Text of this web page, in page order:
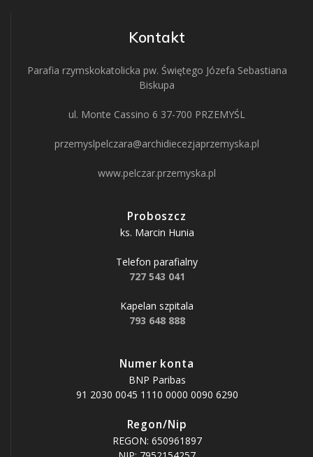
Kontakt
Parafia rzymskokatolicka pw. Świętego Józefa Sebastiana
Biskupa
ul. Monte Cassino 6 37-700 PRZEMYŚL
przemyslpelczara@archidiecezjaprzemyska.pl
www.pelczar.przemyska.pl
Proboszcz
ks. Marcin Hunia
Telefon parafialny
727 543 041
Kapelan szpitala
793 648 888
Numer konta
BNP Paribas
91 2030 0045 1110 0000 0090 6290
Regon/Nip
REGON: 650961897